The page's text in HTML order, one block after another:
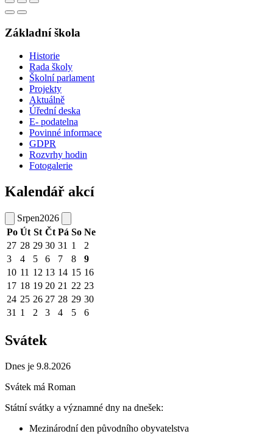
Základní škola
Historie
Rada školy
Školní parlament
Projekty
Aktuálně
Úřední deska
E- podatelna
Povinné informace
GDPR
Rozvrhy hodin
Fotogalerie
Kalendář akcí
Srpen2026
Po Út St Čt Pá So Ne
27 28 29 30 31 1
2
3
4 5 6 7 8
9
10 11 12 13 14 15 16
17 18 19 20 21 22 23
24 25 26 27 28 29 30
31 1 2 3 4 5 6
Svátek
Dnes je 9.8.2026
Svátek má Roman
Státní svátky a významné dny na dnešek:
Mezinárodní den původního obyvatelstva